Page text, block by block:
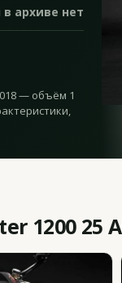
в архиве нет
— объём 1
1200 25